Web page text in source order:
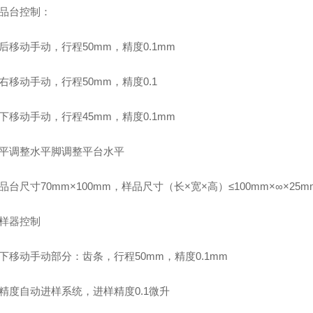
台控制：
移动手动，行程50mm，精度0.1mm
移动手动，行程50mm，精度0.1
移动手动，行程45mm，精度0.1mm
调整水平脚调整平台水平
台尺寸70mm×100mm，样品尺寸（长×宽×高）
器控制
移动手动部分：齿条，行程50mm，精度0.1mm
度自动进样系统，进样精度0.1微升